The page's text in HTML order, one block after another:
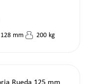
128 mm 200 kg